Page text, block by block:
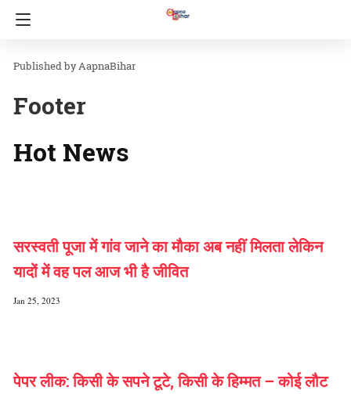
AapnaBihar
Footer
Hot News
सरस्वती पूजा में गांव जाने का मौका अब नहीं मिलता लेकिन
यादों में वह पल आज भी है जीवित
Jan 25, 2023
पेपर लीक: किसी के सपने टूटे, किसी के हिम्मत – कोई लौट